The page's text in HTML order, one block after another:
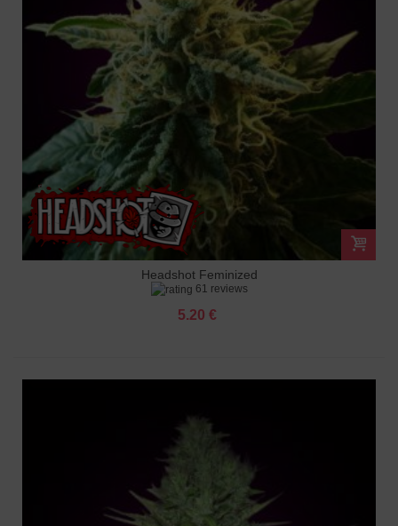
Headshot Feminized
61 reviews
5.20 €